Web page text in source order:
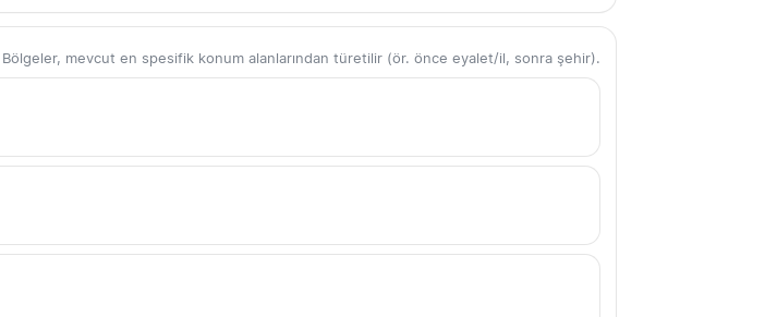
Bölgeler, mevcut en spesifik konum alanlarından türetilir (ör. önce eyalet/il, sonra şehir).